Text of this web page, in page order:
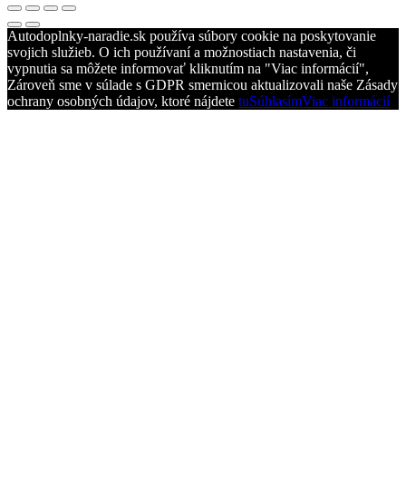
Autodoplnky-naradie.sk používa súbory cookie na poskytovanie
svojich služieb. O ich používaní a možnostiach nastavenia, či
vypnutia sa môžete informovať kliknutím na "Viac informácií",
Zároveň sme v súlade s GDPR smernicou aktualizovali naše Zásady
ochrany osobných údajov, ktoré nájdete tuSúhlasímViac informácií